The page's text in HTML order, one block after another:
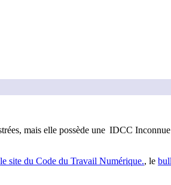
s, mais elle possède une IDCC Inconnue
le site du Code du Travail Numérique., le